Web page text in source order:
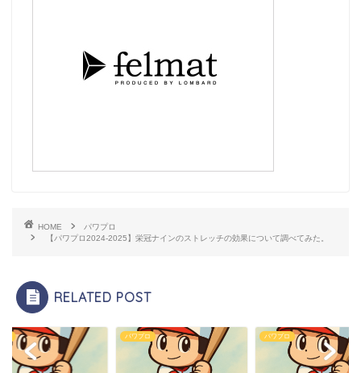
HOME
パワプロ
【パワプロ2024-2025】栄冠ナインのストレッチの効果について調べてみた。
RELATED POST
パワプロ パワプロ